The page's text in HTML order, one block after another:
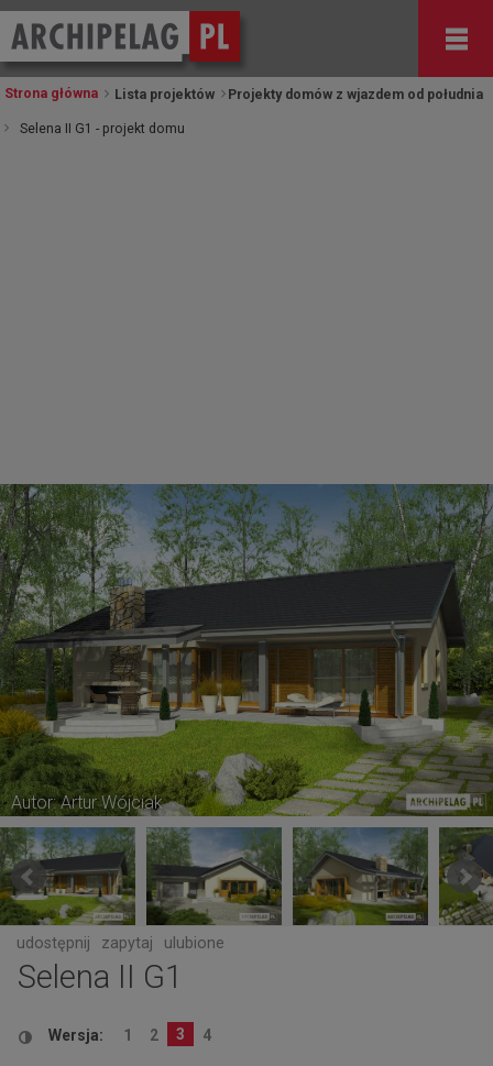
Strona główna Lista projektów Projekty domów z wjazdem od południa
Selena II G1 - projekt domu
Autor: Artur Wójciak
udostępnij zapytaj ulubione
Selena II G1
Wersja: 1 2 3 4